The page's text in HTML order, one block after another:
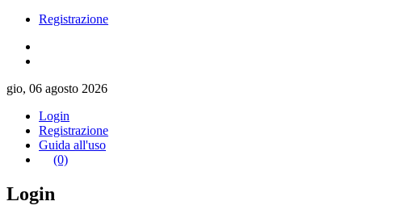
Registrazione
gio, 06 agosto 2026
Login
Registrazione
Guida all'uso
(0)
Login